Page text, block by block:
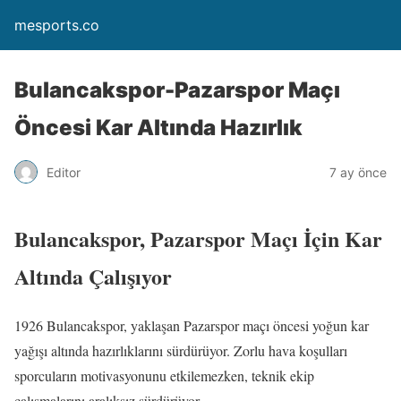
mesports.co
Bulancakspor-Pazarspor Maçı
Öncesi Kar Altında Hazırlık
Editor 7 ay önce
Bulancakspor, Pazarspor Maçı İçin Kar
Altında Çalışıyor
1926 Bulancakspor, yaklaşan Pazarspor maçı öncesi yoğun kar
yağışı altında hazırlıklarını sürdürüyor. Zorlu hava koşulları
sporcuların motivasyonunu etkilemezken, teknik ekip